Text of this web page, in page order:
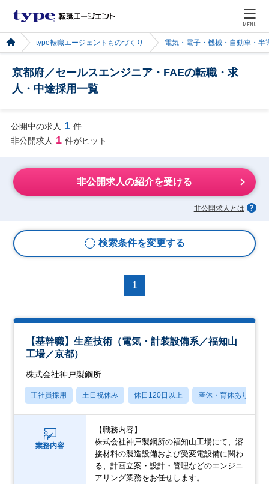
MENU
type転職エージェントものづくり 電気・電子・機械・自動車・半
京都府／セールスエンジニア・FAEの転職・求
人・中途採用一覧
公開中の求人 1 件
非公開求人 1 件がヒット
非公開求人の紹介を受ける
非公開求人とは
検索条件を変更する
1
【基幹職】生産技術（電気・計装設備系／福知山
工場／京都）
株式会社神戸製鋼所
正社員採用 土日祝休み 休日120日以上 産休・育休あり
業務内容
【職務内容】
株式会社神戸製鋼所の福知山工場にて、溶
接材料の製造設備および受変電設備に関わ
る、計画立案・設計・管理などのエンジニ
アリング業務をお任せします。